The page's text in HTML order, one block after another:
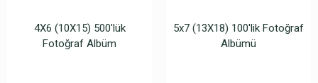
4X6 (10X15) 500'lük
Fotoğraf Albüm
5x7 (13X18) 100'lik Fotoğraf
Albümü